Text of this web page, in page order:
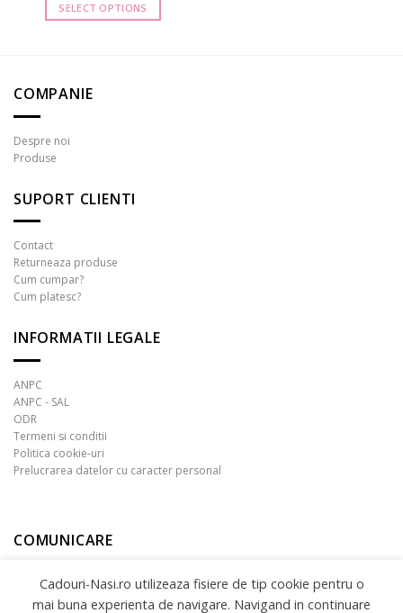
SELECT OPTIONS
COMPANIE
Despre noi
Produse
SUPORT CLIENTI
Contact
Returneaza produse
Cum cumpar?
Cum platesc?
INFORMATII LEGALE
ANPC
ANPC - SAL
ODR
Termeni si conditii
Politica cookie-uri
Prelucrarea datelor cu caracter personal
COMUNICARE
Cadouri-Nasi.ro utilizeaza fisiere de tip cookie pentru o
mai buna experienta de navigare. Navigand in continuare